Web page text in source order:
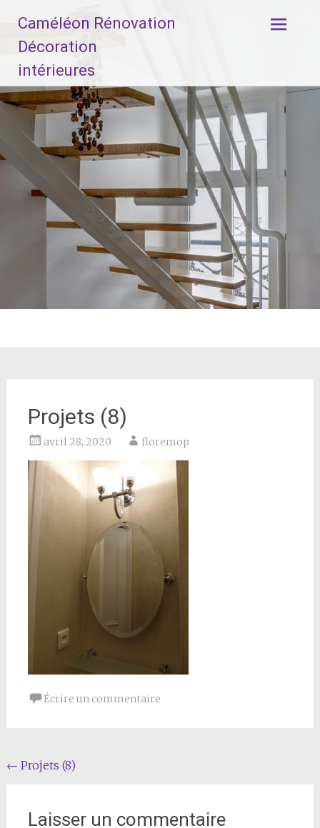
contenu
Caméléon Rénovation
Décoration
intérieures
Projets (8)
avril 28, 2020 floremop
Écrire un commentaire
Navigation
l'article
← Projets (8)
Laisser un commentaire